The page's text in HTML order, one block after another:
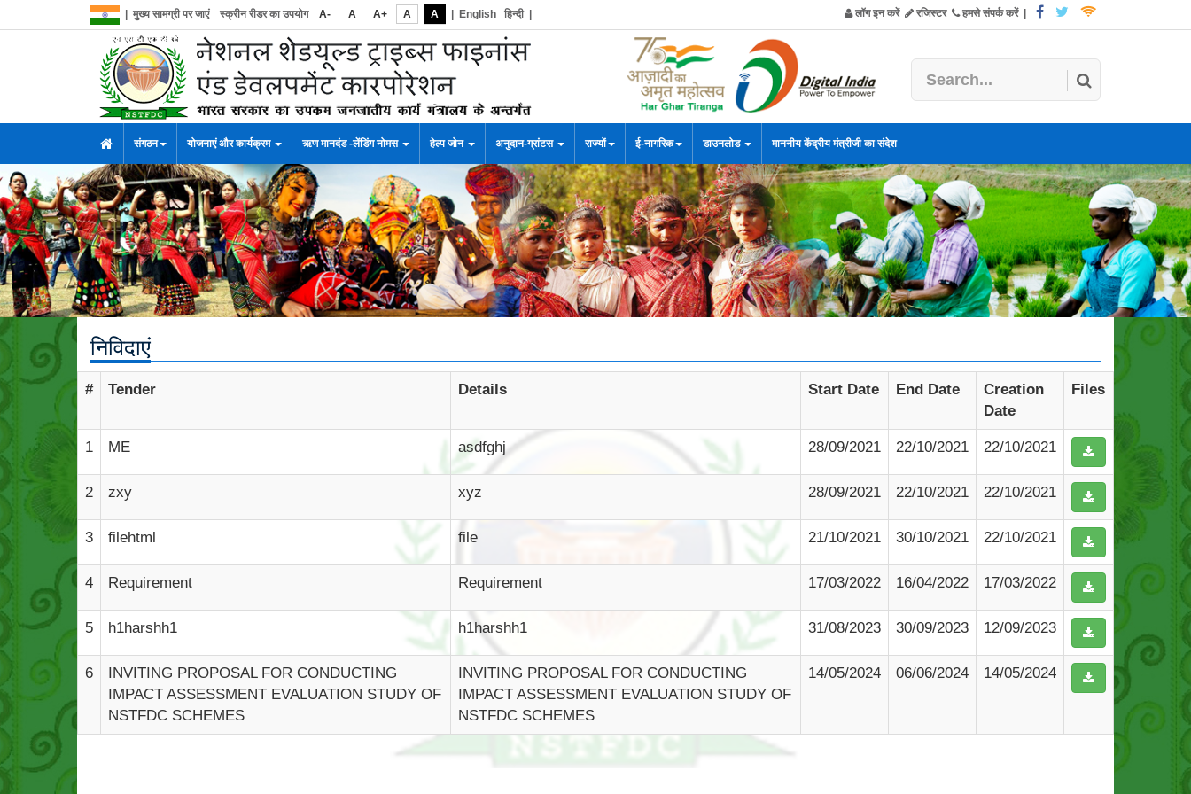
मुख्य सामग्री पर जाएं स्क्रीन रीडर का उपयोग A- A A+ A A English हिन्दी| लॉग इन करें रजिस्टर हमसे संपर्क करें|
संगठन योजनाएं और कार्यक्रम ऋण मानदंड -लेंडिंग नोमस हेल्प जोन अनुदान-ग्रांटस राज्यों ई-नागरिक डाउनलोड माननीय केंद्रीय मंत्रीजी का संदेश
निविदाएं
# Tender Details Start Date End Date
Creation
Date
Files
1 ME asdfghj 28/09/2021 22/10/2021 22/10/2021
2 zxy xyz 28/09/2021 22/10/2021 22/10/2021
3 filehtml file 21/10/2021 30/10/2021 22/10/2021
4 Requirement Requirement 17/03/2022 16/04/2022 17/03/2022
5 h1harshh1 h1harshh1 31/08/2023 30/09/2023 12/09/2023
6
INVITING PROPOSAL FOR CONDUCTING
IMPACT ASSESSMENT EVALUATION STUDY OF
NSTFDC SCHEMES
INVITING PROPOSAL FOR CONDUCTING
IMPACT ASSESSMENT EVALUATION STUDY OF
NSTFDC SCHEMES
14/05/2024 06/06/2024 14/05/2024